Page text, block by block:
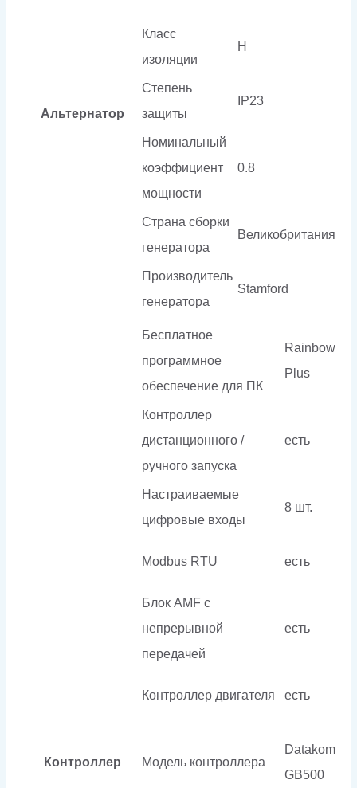
Альтернатор
Класс
изоляции
H
Степень
защиты
IP23
Номинальный
коэффициент
мощности
0.8
Страна сборки
генератора
Великобритания
Производитель
генератора
Stamford
Контроллер
Бесплатное
программное
обеспечение для ПК
Rainbow
Plus
Контроллер
дистанционного /
ручного запуска
есть
Настраиваемые
цифровые входы
8 шт.
Modbus RTU есть
Блок AMF с
непрерывной
передачей
есть
Контроллер двигателя есть
Модель контроллера
Datakom
GB500